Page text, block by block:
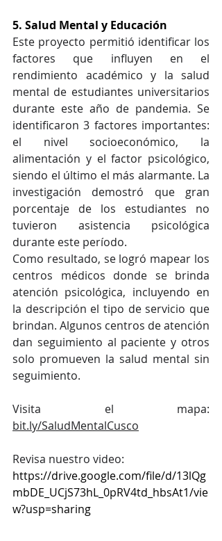
5. Salud Mental y Educación
Este proyecto permitió identificar los
factores que influyen en el
rendimiento académico y la salud
mental de estudiantes universitarios
durante este año de pandemia. Se
identificaron 3 factores importantes:
el nivel socioeconómico, la
alimentación y el factor psicológico,
siendo el último el más alarmante. La
investigación demostró que gran
porcentaje de los estudiantes no
tuvieron asistencia psicológica
durante este período.
Como resultado, se logró mapear los
centros médicos donde se brinda
atención psicológica, incluyendo en
la descripción el tipo de servicio que
brindan. Algunos centros de atención
dan seguimiento al paciente y otros
solo promueven la salud mental sin
seguimiento.
bit.ly/SaludMentalCusco
Revisa nuestro video:
https://drive.google.com/file/d/13lQg
mbDE_UCjS73hL_0pRV4td_hbsAt1/vie
w?usp=sharing